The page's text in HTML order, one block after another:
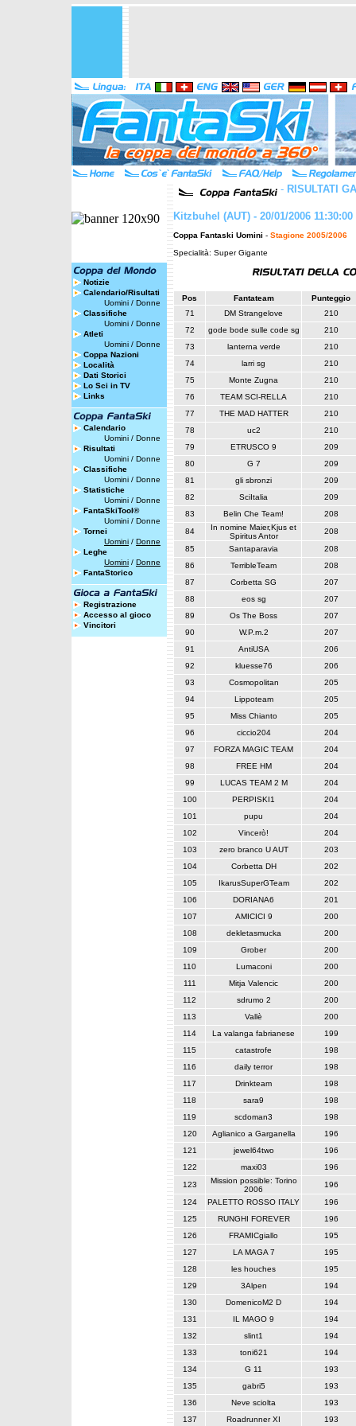
Notizie
Calendario/Risultati
Uomini / Donne
Classifiche
Uomini / Donne
Atleti
Uomini / Donne
Coppa Nazioni
Località
Dati Storici
Lo Sci in TV
Links
Calendario
Uomini / Donne
Risultati
Uomini / Donne
Classifiche
Uomini / Donne
Statistiche
Uomini / Donne
FantaSkiTool®
Uomini / Donne
Tornei
Uomini / Donne
Leghe
Uomini / Donne
FantaStorico
Registrazione
Accesso al gioco
Vincitori
- RISULTATI
Kitzbuhel (AUT) - 20/01/2006 11:30:00
Coppa Fantaski Uomini - Stagione 2005/2006
Specialità: Super Gigante
Pos Fantateam
Punteggio
71
DM Strangelove
210
72
gode bode sulle code sg
210
73
lanterna verde
210
74
larri sg
210
75
Monte Zugna
210
76
TEAM SCI-RELLA
210
77
THE MAD HATTER
210
78
uc2
210
79
ETRUSCO 9
209
80
G 7
209
81
gli sbronzi
209
82
SciItalia
209
83
Belin Che Team!
208
84
In nomine Maier,Kjus et
Spiritus Antor
208
85
Santaparavia
208
86
TerribleTeam
208
87
Corbetta SG
207
88
eos sg
207
89
Os The Boss
207
90
W.P.m.2
207
91
AntiUSA
206
92
kluesse76
206
93
Cosmopolitan
205
94
Lippoteam
205
95
Miss Chianto
205
96
ciccio204
204
97
FORZA MAGIC TEAM
204
98
FREE HM
204
99
LUCAS TEAM 2 M
204
100
PERPISKI1
204
101
pupu
204
102
Vincerò!
204
103
zero branco U AUT
203
104
Corbetta DH
202
105
IkarusSuperGTeam
202
106
DORIANA6
201
107
AMICICI 9
200
108
dekletasmucka
200
109
Grober
200
110
Lumaconi
200
111
Mitja Valencic
200
112
sdrumo 2
200
113
Vallè
200
114
La valanga fabrianese
199
115
catastrofe
198
116
daily terror
198
117
Drinkteam
198
118
sara9
198
119
scdoman3
198
120
Aglianico a Garganella
196
121
jewel64two
196
122
maxi03
196
123
Mission possible: Torino
2006
196
124
PALETTO ROSSO ITALY
196
125
RUNGHI FOREVER
196
126
FRAMICgiallo
195
127
LA MAGA 7
195
128
les houches
195
129
3Alpen
194
130
DomenicoM2 D
194
131
IL MAGO 9
194
132
slint1
194
133
toni621
194
134
G 11
193
135
gabri5
193
136
Neve sciolta
193
137
Roadrunner XI 193